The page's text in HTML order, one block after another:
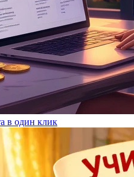
в один клик